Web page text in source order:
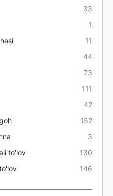
33
1
11
44
73
111
42
152
3
to'lov
130
146